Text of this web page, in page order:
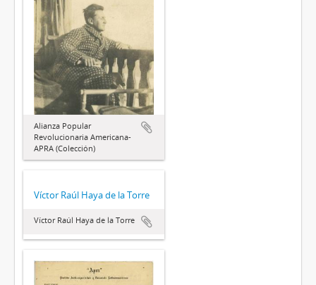
Alianza Popular
Revolucionaria Americana-
APRA (Colección)
Víctor Raúl Haya de la Torre
Víctor Raúl Haya de la Torre